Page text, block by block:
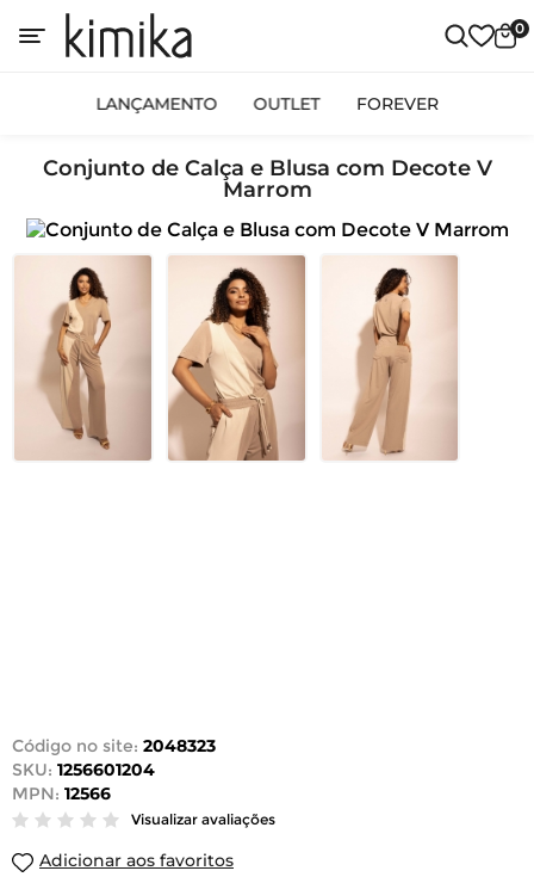
0
LANÇAMENTO OUTLET FOREVER
Conjunto de Calça e Blusa com Decote V
Marrom
Código no site: 2048323
SKU: 1256601204
MPN: 12566
Visualizar avaliações
Adicionar aos favoritos